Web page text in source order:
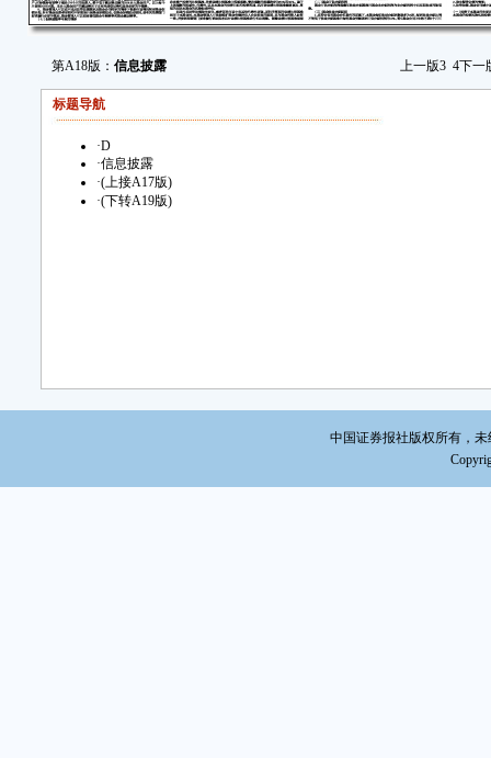
第A18版： 信息披露 上一版3 4下一
标题导航
·D
·信息披露
·(上接A17版)
·(下转A19版)
中国证券报社版权所有，未